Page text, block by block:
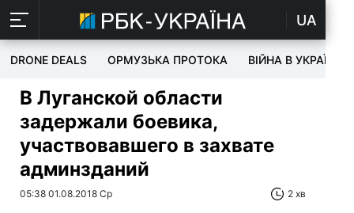
UA
DRONE DEALS ОРМУЗЬКА ПРОТОКА ВІЙНА В УКРАЇНІ
В Луганской области
задержали боевика,
участвовавшего в захвате
админзданий
05:38 01.08.2018 Ср 2 хв